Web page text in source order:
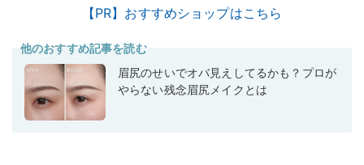
【PR】おすすめショップはこちら
他のおすすめ記事を読む
眉尻のせいでオバ見えしてるかも？プロが
やらない残念眉尻メイクとは